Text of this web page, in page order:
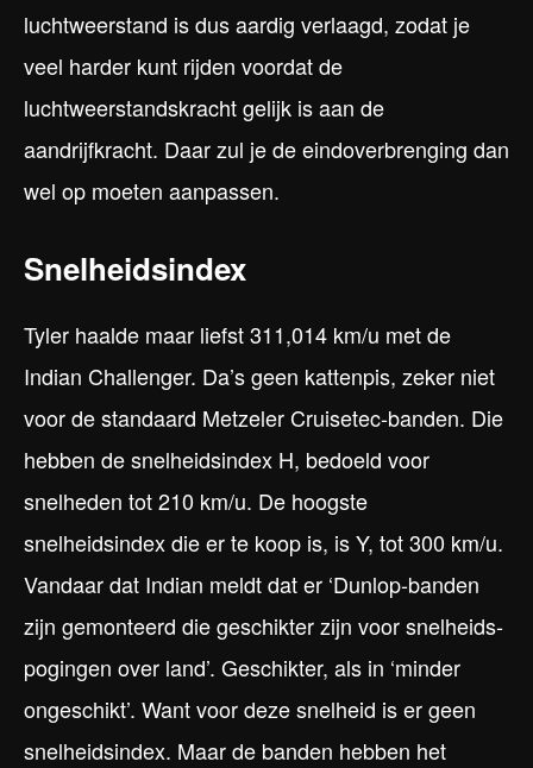
luchtweerstand is dus aardig verlaagd, zodat je
veel harder kunt rijden voordat de
luchtweerstandskracht gelijk is aan de
aandrijfkracht. Daar zul je de eindoverbrenging dan
wel op moeten aanpassen.
Snelheidsindex
Tyler haalde maar liefst 311,014 km/u met de
Indian Challenger. Da’s geen kattenpis, zeker niet
voor de standaard Metzeler Cruisetec-banden. Die
hebben de snelheidsindex H, bedoeld voor
snelheden tot 210 km/u. De hoogste
snelheidsindex die er te koop is, is Y, tot 300 km/u.
Vandaar dat Indian meldt dat er ‘Dunlop-banden
zijn gemonteerd die geschikter zijn voor snelheids­
pogingen over land’. Geschikter, als in ‘minder
ongeschikt’. Want voor deze snelheid is er geen
snelheidsindex. Maar de banden hebben het